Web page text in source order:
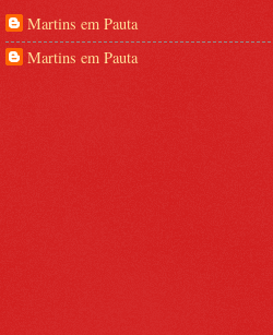
Martins em Pauta
Martins em Pauta